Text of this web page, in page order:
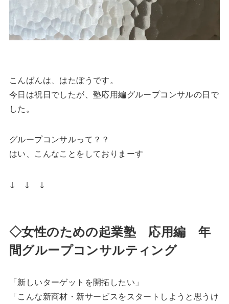
こんばんは、はたぼうです。
今日は祝日でしたが、塾応用編グループコンサルの日で
した。
グループコンサルって？？
はい、こんなことをしておりまーす
↓ ↓ ↓
◇女性のための起業塾 応用編 年
間グループコンサルティング
「新しいターゲットを開拓したい」
「こんな新商材・新サービスをスタートしようと思うけ